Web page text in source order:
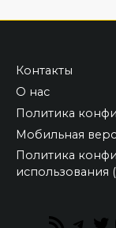
Контакты
О нас
Политика
Мобильная
Политика
использования
RSS